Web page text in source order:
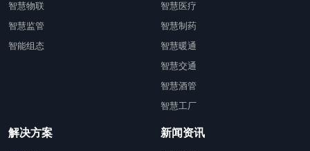
智慧物联
智慧监管
智能组态
智慧医疗
智慧制药
智慧暖通
智慧交通
智慧酒管
智慧工厂
解决方案 新闻资讯